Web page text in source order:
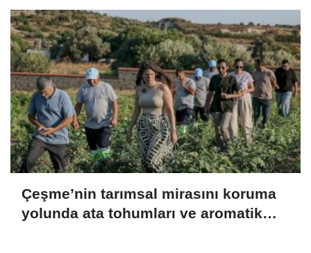
Çeşme’nin tarımsal mirasını koruma
yolunda ata tohumları ve aromatik